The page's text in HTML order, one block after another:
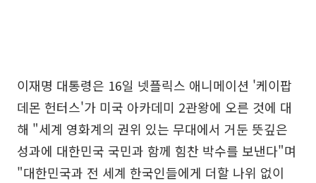
이재명 대통령은 16일 넷플릭스 애니메이션 '케이팝
데몬 헌터스'가 미국 아카데미 2관왕에 오른 것에 대
해 "세계 영화계의 권위 있는 무대에서 거둔 뜻깊은
성과에 대한민국 국민과 함께 힘찬 박수를 보낸다"며
"대한민국과 전 세계 한국인들에게 더할 나위 없이